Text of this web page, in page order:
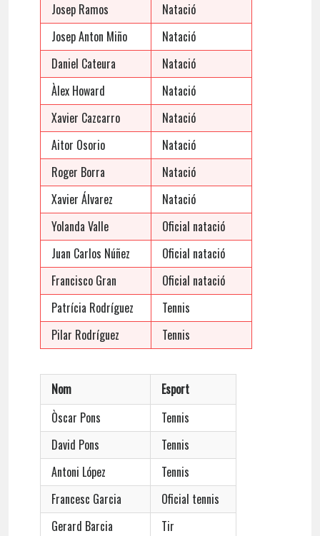
Josep Ramos
Natació
Josep Anton Miño
Natació
Daniel Cateura
Natació
Àlex Howard
Natació
Xavier Cazcarro
Natació
Aitor Osorio
Natació
Roger Borra
Natació
Xavier Álvarez
Natació
Yolanda Valle
Oficial natació
Juan Carlos Núñez
Oficial natació
Francisco Gran
Oficial natació
Patrícia Rodríguez
Tennis
Pilar Rodríguez
Tennis
Nom
Esport
Òscar Pons
Tennis
David Pons
Tennis
Antoni López
Tennis
Francesc Garcia
Oficial tennis
Gerard Barcia
Tir